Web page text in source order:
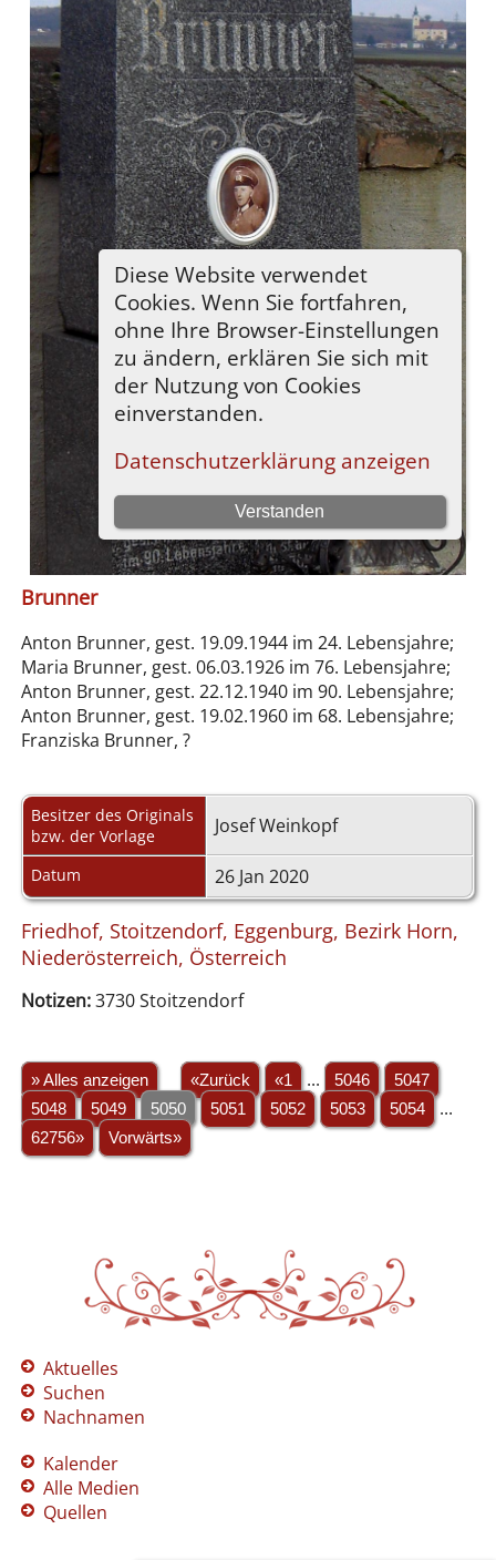
Brunner
Anton Brunner, gest. 19.09.1944 im 24. Lebensjahre;
Maria Brunner, gest. 06.03.1926 im 76. Lebensjahre;
Anton Brunner, gest. 22.12.1940 im 90. Lebensjahre;
Anton Brunner, gest. 19.02.1960 im 68. Lebensjahre;
Franziska Brunner, ?
Besitzer des Originals
bzw. der Vorlage
Josef Weinkopf
Datum 26 Jan 2020
Friedhof, Stoitzendorf, Eggenburg, Bezirk Horn,
Niederösterreich, Österreich
Notizen:3730 Stoitzendorf
» Alles anzeigen «Zurück «1 ... 5046
5047
5048
5049 5050 5051 5052 5053 5054
...
62756»
Vorwärts»
Aktuelles
Suchen
Nachnamen
Kalender
Alle Medien
Quellen